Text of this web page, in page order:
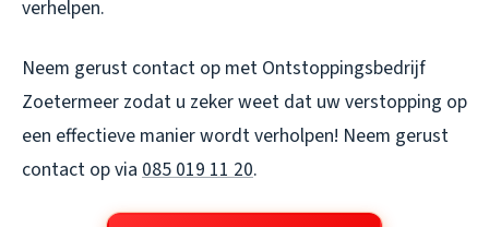
verhelpen.
Neem gerust contact op met Ontstoppingsbedrijf
Zoetermeer zodat u zeker weet dat uw verstopping op
een effectieve manier wordt verholpen! Neem gerust
contact op via 085 019 11 20.